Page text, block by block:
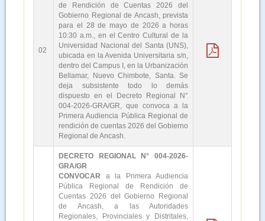
02
de Rendición de Cuentas 2026 del
Gobierno Regional de Ancash, prevista
para el 28 de mayo de 2026 a horas
10:30 a.m., en el Centro Cultural de la
Universidad Nacional del Santa (UNS),
ubicada en la Avenida Universitaria s/n,
dentro del Campus I, en la Urbanización
Bellamar, Nuevo Chimbote, Santa. Se
deja subsistente todo lo demás
dispuesto en el Decreto Regional N°
004-2026-GRA/GR, que convoca a la
Primera Audiencia Pública Regional de
rendición de cuentas 2026 del Gobierno
Regional de Ancash.
DECRETO REGIONAL N° 004-2026-
GRA/GR
CONVOCAR a la Primera Audiencia
Pública Regional de Rendición de
Cuentas 2026 del Gobierno Regional
de Ancash, a las Autoridades
Regionales, Provinciales y Distritales,